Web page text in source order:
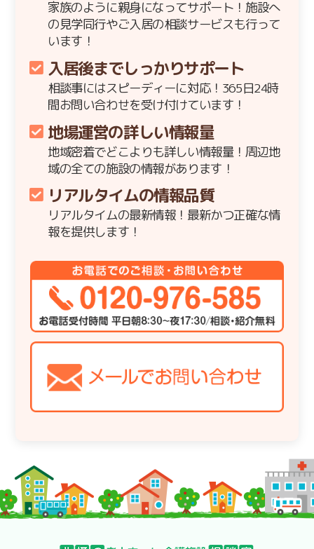
家族のように親身になってサポート！施設へ
の見学同行やご入居の相談サービスも行って
います！
入居後までしっかりサポート
相談事にはスピーディーに対応！365日24時
間お問い合わせを受け付けています！
地場運営の詳しい情報量
地域密着でどこよりも詳しい情報量！周辺地
域の全ての施設の情報があります！
リアルタイムの情報品質
リアルタイムの最新情報！最新かつ正確な情
報を提供します！